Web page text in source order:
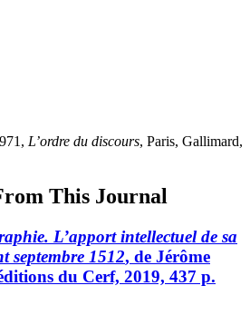
L’ordre du discours, Paris, Gallimard,
This Journal
L’apport intellectuel de sa
septembre 1512, de Jérôme
du Cerf, 2019, 437 p.